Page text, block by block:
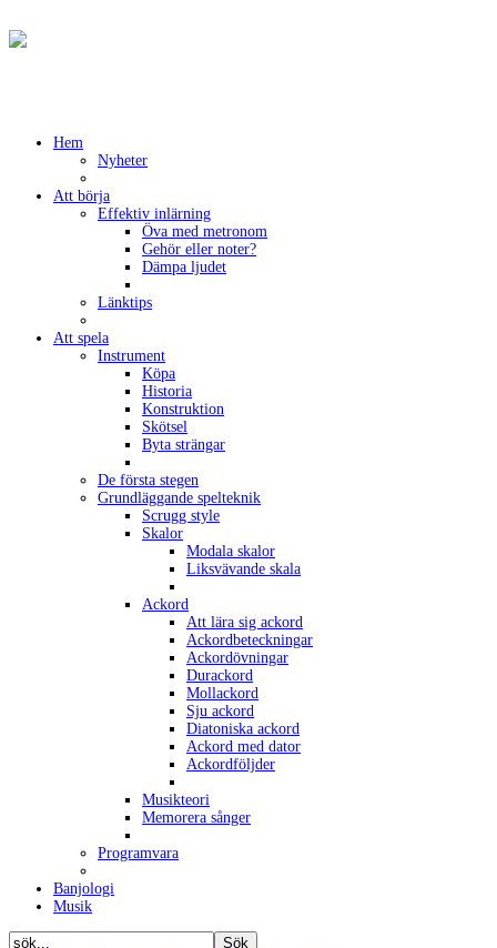
Hem
Nyheter
Att börja
Effektiv inlärning
Öva med metronom
Gehör eller noter?
Dämpa ljudet
Länktips
Att spela
Instrument
Köpa
Historia
Konstruktion
Skötsel
Byta strängar
De första stegen
Grundläggande spelteknik
Scrugg style
Skalor
Modala skalor
Liksvävande skala
Ackord
Att lära sig ackord
Ackordbeteckningar
Ackordövningar
Durackord
Mollackord
Sju ackord
Diatoniska ackord
Ackord med dator
Ackordföljder
Musikteori
Memorera sånger
Programvara
Banjologi
Musik